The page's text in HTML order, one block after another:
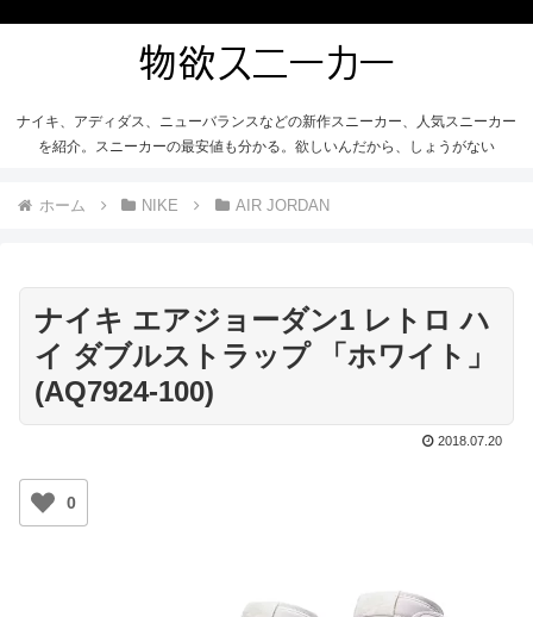
ナイキ、アディダス、ニューバランスなどの新作スニーカー、人気スニーカー
を紹介。スニーカーの最安値も分かる。欲しいんだから、しょうがない
ホーム NIKE AIR JORDAN
ナイキ エアジョーダン1 レトロ ハ
イ ダブルストラップ 「ホワイト」
(AQ7924-100)
2018.07.20
0